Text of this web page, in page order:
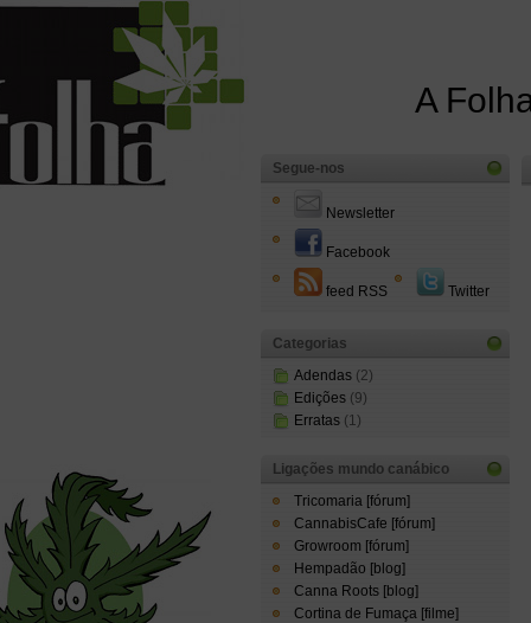
A
Segue-nos
Newsletter
Facebook
feed RSS Twitter
Categorias
Adendas (2)
Edições (9)
Erratas (1)
Ligações mundo canábico
Tricomaria [fórum]
CannabisCafe [fórum]
Growroom [fórum]
Hempadão [blog]
Canna Roots [blog]
Cortina de Fumaça [filme]